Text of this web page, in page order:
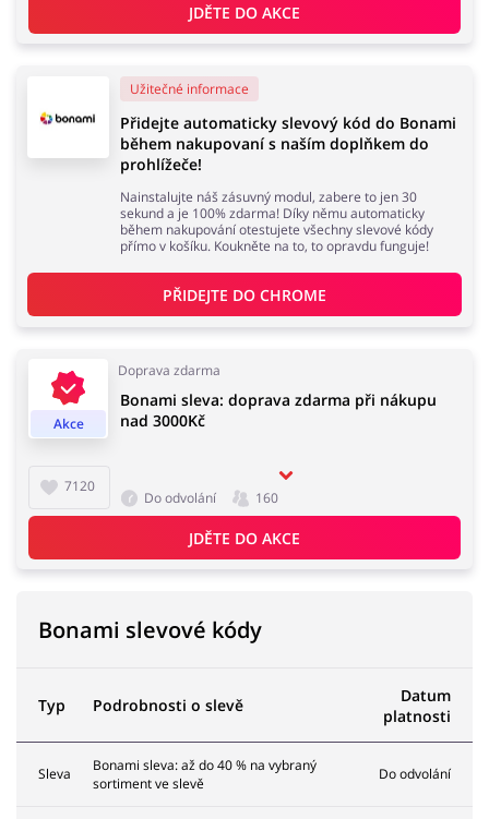
JDĚTE DO AKCE
Akce
Doprava zdarma
7120
Bonami sleva: doprava zdarma při nákupu
nad 3000Kč
Do odvolání 160
JDĚTE DO AKCE
Užitečné informace
Přidejte automaticky slevový kód do Bonami
během nakupovaní s naším doplňkem do
prohlížeče!
Nainstalujte náš zásuvný modul, zabere to jen 30
sekund a je 100% zdarma! Díky němu automaticky
během nakupování otestujete všechny slevové kódy
přímo v košíku. Koukněte na to, to opravdu funguje!
PŘIDEJTE DO CHROME
Bonami slevové kódy
Typ Podrobnosti o slevě
Datum
platnosti
Sleva
Bonami sleva: až do 40 % na vybraný
sortiment ve slevě
Do odvolání